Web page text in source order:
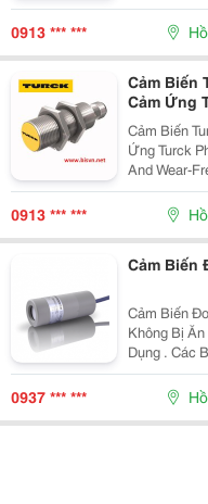
Principle.
Một Nam
0913 *** ***
Cảm Biến
Cảm Ứng
Cảm Biến Turck
Ứng Turck
And Wear-
Tần Số Cao
Mạnh Là
0913 *** ***
Cảm Biến
Cảm Biến
Không Bị
Dụng . Các
Rất Cao
Mòn , Để
Đo Bằng
0937 *** ***